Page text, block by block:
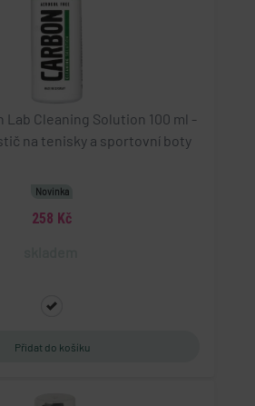
Lab Cleaning Solution 100 ml -
na tenisky a sportovní boty
Novinka
258 Kč